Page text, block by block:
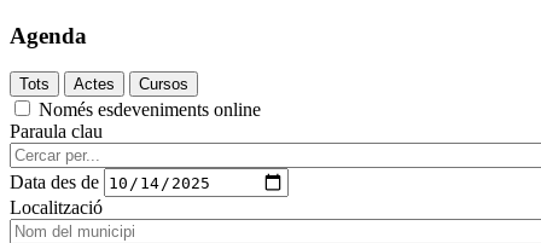
Agenda
Només esdeveniments online
Paraula clau
Data des de
Localització